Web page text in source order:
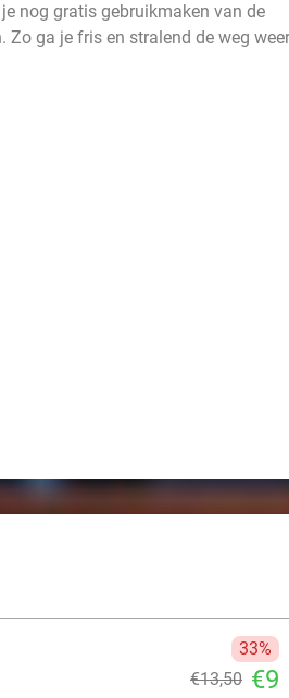
nog gratis gebruikmaken van de
ga je fris en stralend de weg weer
33%
€13,50 €9